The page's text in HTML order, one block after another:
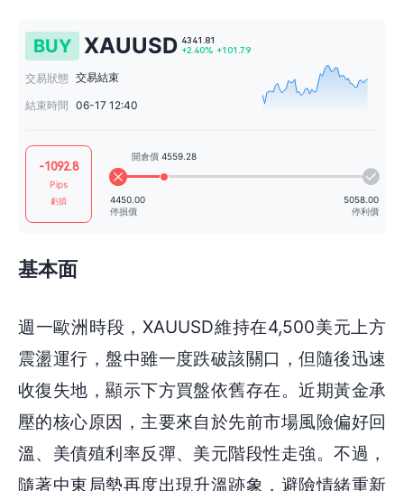
BUY XAUUSD
交易狀態 交易結束
結束時間 06-17 12:40
-1092.8
Pips
虧損
4450.00
停損價
基本面
週一歐洲時段，XAUUSD維持在4,500美元上方
震盪運行，盤中雖一度跌破該關口，但隨後迅速
收復失地，顯示下方買盤依舊存在。近期黃金承
壓的核心原因，主要來自於先前市場風險偏好回
溫、美債殖利率反彈、美元階段性走強。不過，
隨著中東局勢再度出現升溫跡象，避險情緒重新